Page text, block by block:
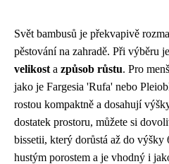
Svět bambusů je překvapivě
pěstování na zahradě. Při výběru
velikost a způsob růstu. Pro
jako je Fargesia 'Rufa' nebo
rostou kompaktně a dosahují
dostatek prostoru, můžete si
bissetii, který dorůstá až do výšky
hustým porostem a je vhodný i